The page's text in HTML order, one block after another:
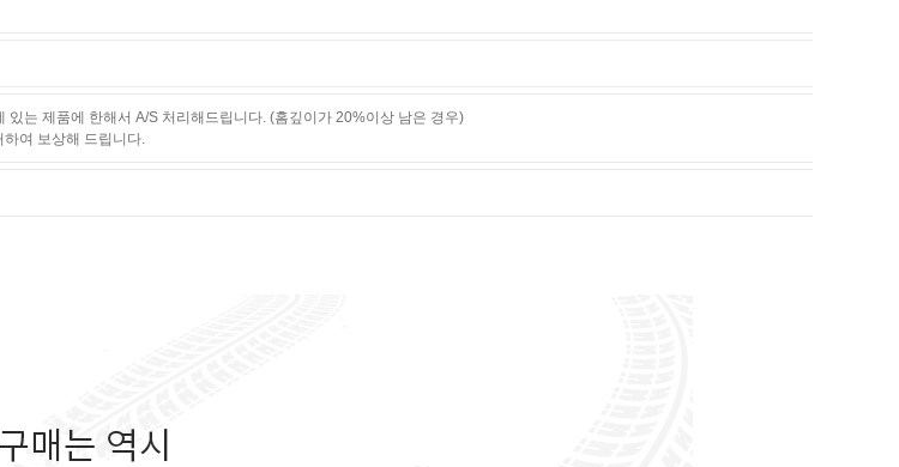
는 제품에 한해서 A/S 처리해드립니다. (홈깊이가 20%이상 남은 경우)
여 보상해 드립니다.